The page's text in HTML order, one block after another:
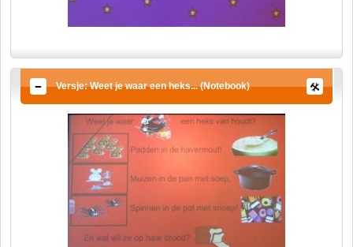
Versje: Weet je waar een heks... (Notebook)